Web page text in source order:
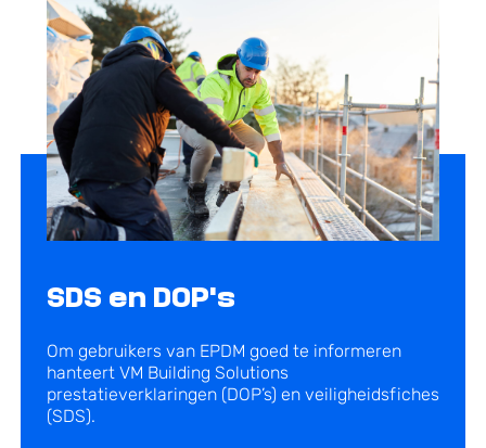
SDS en DOP's
Om gebruikers van EPDM goed te informeren
hanteert VM Building Solutions
prestatieverklaringen (DOP’s) en veiligheidsfiches
(SDS).